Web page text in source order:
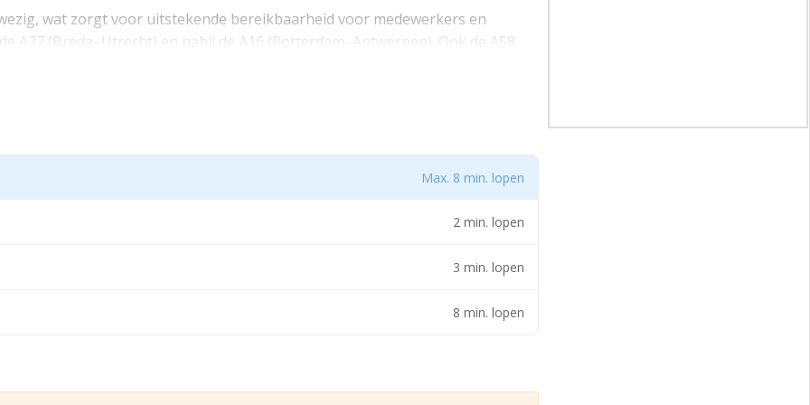
wat zorgt voor uitstekende bereikbaarheid voor medewerkers en
A27 (Breda–Utrecht) en nabij de A16 (Rotterdam–Antwerpen). Ook de A58
Max. 8 min. lopen
2 min. lopen
3 min. lopen
8 min. lopen